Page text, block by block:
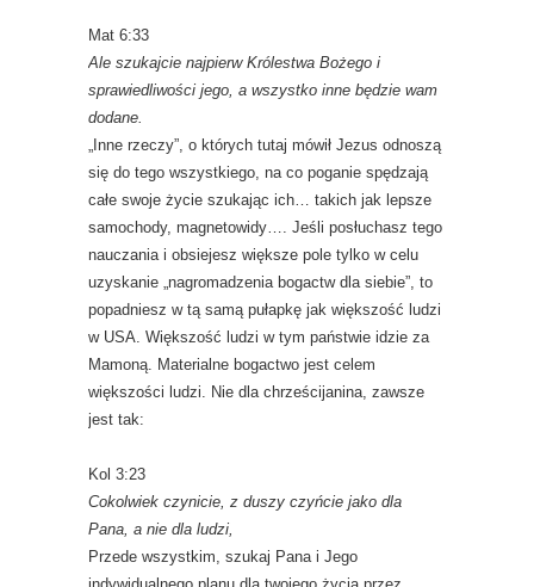
Mat 6:33
Ale szukajcie najpierw Królestwa Bożego i
sprawiedliwości jego, a wszystko inne będzie wam
dodane.
„Inne rzeczy”, o których tutaj mówił Jezus odnoszą
się do tego wszystkiego, na co poganie spędzają
całe swoje życie szukając ich… takich jak lepsze
samochody, magnetowidy…. Jeśli posłuchasz tego
nauczania i obsiejesz większe pole tylko w celu
uzyskanie „nagromadzenia bogactw dla siebie”, to
popadniesz w tą samą pułapkę jak większość ludzi
w USA. Większość ludzi w tym państwie idzie za
Mamoną. Materialne bogactwo jest celem
większości ludzi. Nie dla chrześcijanina, zawsze
jest tak:
Kol 3:23
Cokolwiek czynicie, z duszy czyńcie jako dla
Pana, a nie dla ludzi,
Przede wszystkim, szukaj Pana i Jego